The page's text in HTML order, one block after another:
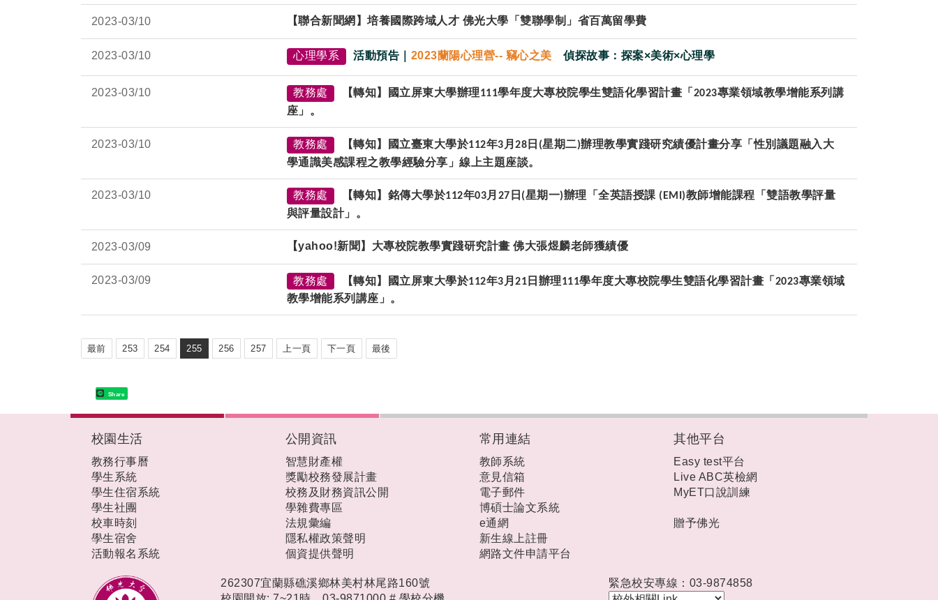
2023-03/10 【聯合新聞網】培養國際跨域人才 佛光大學「雙聯學制」省百萬留學費
2023-03/10 心理學系 活動預告｜ 2023蘭陽心理營-- 竊心之美 偵探故事：探案×美術×心理學
2023-03/10 教務處 【轉知】國立屏東大學辦理111學年度大專校院學生雙語化學習計畫「 2023專業領域教學增能系列講
座」。
2023-03/10 教務處 【轉知】國立臺東大學於112年3 月28 日 (星期二)辦理教學實踐研究績優計畫分享「性別議題融入大
學通識美感課程之教學經驗分享」線上主題座談。
2023-03/10 教務處 【轉知】銘傳大學於112年03月 27 日 (星期一)辦理「全英語授課(EMI)教師增能課程「雙語教學評量
與評量設計」。
2023-03/09 【yahoo!新聞】大專校院教學實踐研究計畫 佛大張煜麟老師獲績優
2023-03/09 教務處 【轉知】國立屏東大學於112年3 月21 日辦理111學年度大專校院學生雙語化學習計畫「 2023專業領域
教學增能系列講座」。
最前 253 254 255 256 257 上一頁 下一頁 最後
Share
校園生活
教務行事曆
學生系統
學生住宿系統
學生社團
校車時刻
學生宿舍
活動報名系統
公開資訊
智慧財產權
獎勵校務發展計畫
校務及財務資訊公開
學雜費專區
法規彙編
隱私權政策聲明
個資提供聲明
常用連結
教師系統
意見信箱
電子郵件
博碩士論文系統
e通網
新生線上註冊
網路文件申請平台
其他平台
Easy test平台
Live ABC英檢網
MyET口說訓練
贈予佛光
262307宜蘭縣礁溪鄉林美村林尾路160號
緊急校安專線：03-9874858